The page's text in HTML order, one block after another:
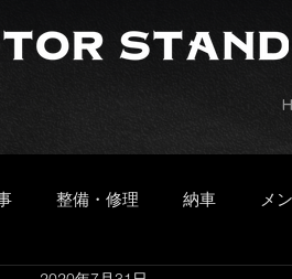
整備・修理 納車 メ